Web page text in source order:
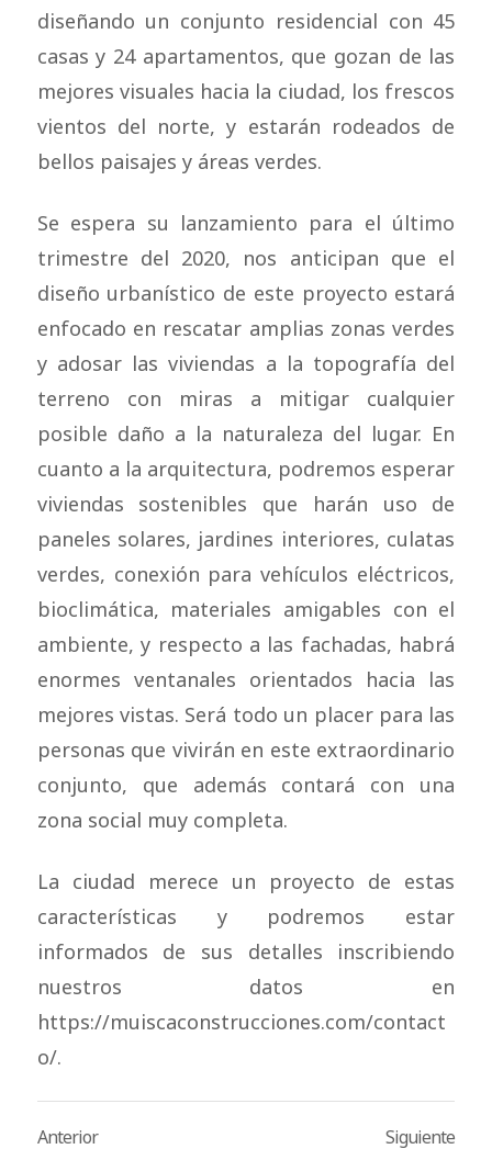
diseñando un conjunto residencial con 45
casas y 24 apartamentos, que gozan de las
mejores visuales hacia la ciudad, los frescos
vientos del norte, y estarán rodeados de
bellos paisajes y áreas verdes.
Se espera su lanzamiento para el último
trimestre del 2020, nos anticipan que el
diseño urbanístico de este proyecto estará
enfocado en rescatar amplias zonas verdes
y adosar las viviendas a la topografía del
terreno con miras a mitigar cualquier
posible daño a la naturaleza del lugar. En
cuanto a la arquitectura, podremos esperar
viviendas sostenibles que harán uso de
paneles solares, jardines interiores, culatas
verdes, conexión para vehículos eléctricos,
bioclimática, materiales amigables con el
ambiente, y respecto a las fachadas, habrá
enormes ventanales orientados hacia las
mejores vistas. Será todo un placer para las
personas que vivirán en este extraordinario
conjunto, que además contará con una
zona social muy completa.
La ciudad merece un proyecto de estas
características y podremos estar
informados de sus detalles inscribiendo
nuestros datos en
https://muiscaconstrucciones.com/contact
o/.
Anterior Siguiente